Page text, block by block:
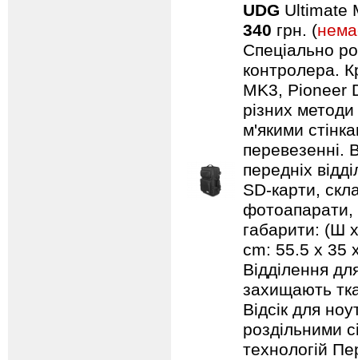
UDG Ultimate
340 грн. (
Спеціально
контролера.
MK3, Pioneer
різних
м'якими
перевезенні.
передніх
SD-карти,
фотоапарати,
габарити: (Ш
cm: 55.5 x 35
Відділення
захищають
Відсік для
роздільними
технологій